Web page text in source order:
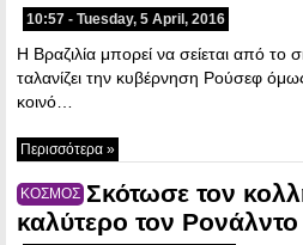
10:57 - Tuesday, 5 April, 2016
Η Βραζιλία μπορεί να σείεται από
ταλανίζει την κυβέρνηση Ρούσεφ
κοινό…
Περισσότερα »
ΚΟΣΜΟΣ Σκότωσε τον
καλύτερο τον